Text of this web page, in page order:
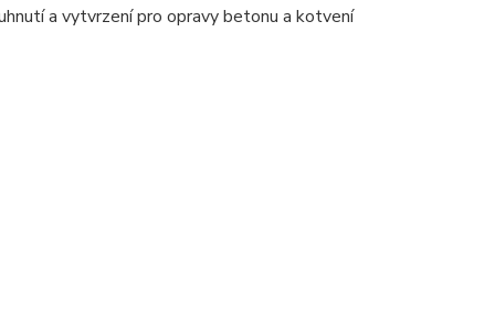
a vytvrzení pro opravy betonu a kotvení